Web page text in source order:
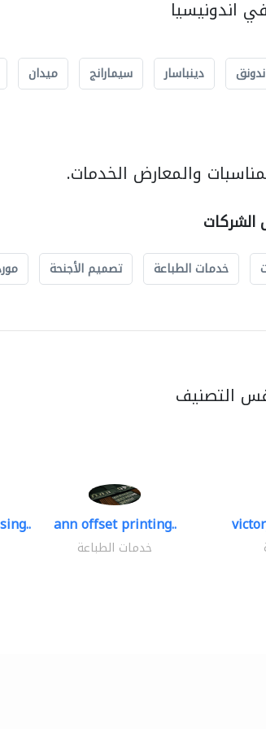
اندونيسيا
دينباسار سيمارانج ميدان
والمعارض الخدمات.
الشركات
خدمات الطباعة تصميم الأجنحة
التصنيف
ann offset printing..
خدمات الطباعة